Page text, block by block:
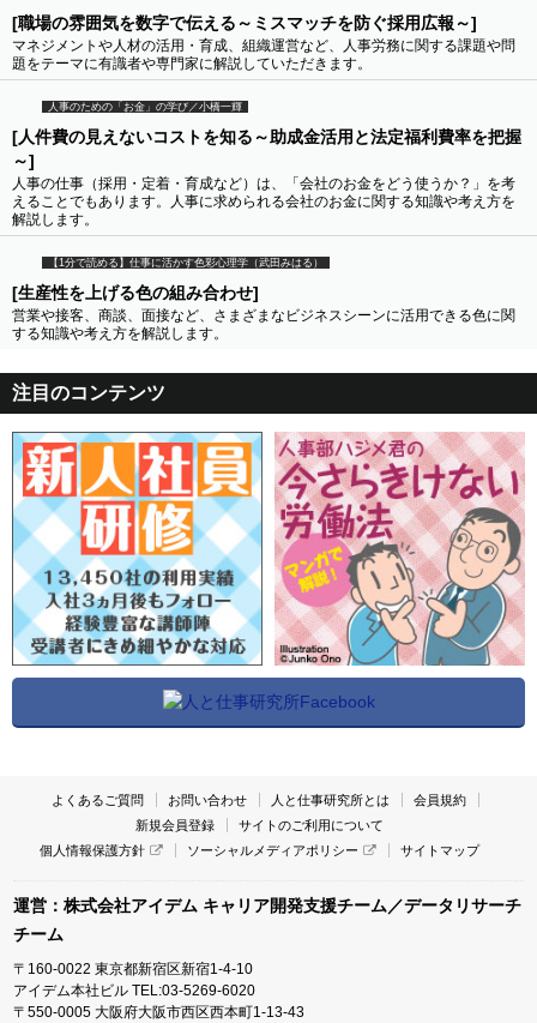
[職場の雰囲気を数字で伝える～ミスマッチを防ぐ採用広報～]
マネジメントや人材の活用・育成、組織運営など、人事労務に関する課題や問
題をテーマに有識者や専門家に解説していただきます。
人事のための「お金」の学び／小橋一輝
[人件費の見えないコストを知る～助成金活用と法定福利費率を把握
～]
人事の仕事（採用・定着・育成など）は、「会社のお金をどう使うか？」を考
えることでもあります。人事に求められる会社のお金に関する知識や考え方を
解説します。
【1分で読める】仕事に活かす色彩心理学（武田みはる）
[生産性を上げる色の組み合わせ]
営業や接客、商談、面接など、さまざまなビジネスシーンに活用できる色に関
する知識や考え方を解説します。
注目のコンテンツ
よくあるご質問 お問い合わせ 人と仕事研究所とは
会員規約
新規会員登録
サイトのご利用について
個人情報保護方針
ソーシャルメディアポリシー サイトマップ
運営：株式会社アイデム キャリア開発支援チーム／データリサーチ
チーム
〒160-0022 東京都新宿区新宿1-4-10
アイデム本社ビル TEL:03-5269-6020
〒550-0005 大阪府大阪市西区西本町1-13-43